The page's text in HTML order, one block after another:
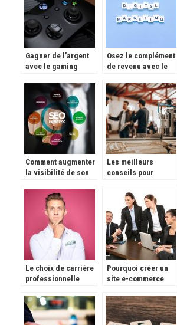
Gagner de l’argent
avec le gaming
Osez le complément
de revenu avec le
Comment augmenter
la visibilité de son
Les meilleurs
conseils pour
business
Le choix de carrière
professionnelle
Pourquoi créer un
site e-commerce
entreprise en France
?